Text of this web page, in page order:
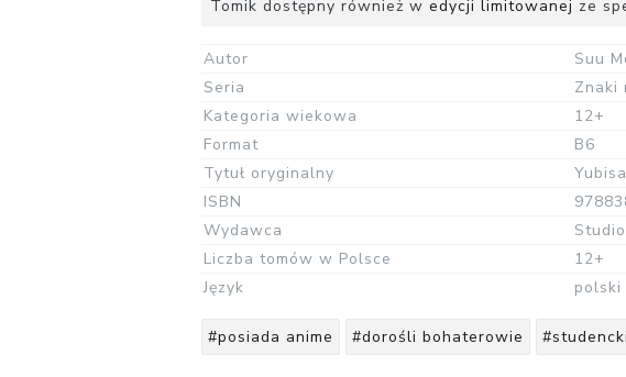
Tomik dostępny również w edycji limitowanej ze
Autor
Suu
Seria
Znaki
Kategoria wiekowa
12+
Format
B6
Tytuł oryginalny
ISBN
Wydawca
Studio
Liczba tomów w Polsce
12+
Język
polski
#posiada anime #dorośli bohaterowie